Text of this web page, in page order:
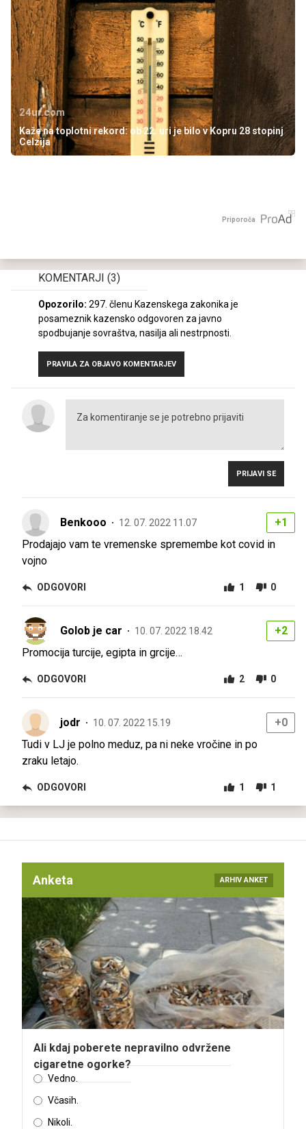
24ur.com
Kaže na toplotni rekord: ob 22. uri je bilo v Kopru 28 stopinj
Celzija
Priporoča
KOMENTARJI (3)
Opozorilo: 297. členu Kazenskega zakonika je
posameznik kazensko odgovoren za javno
spodbujanje sovraštva, nasilja ali nestrpnosti.
PRAVILA ZA OBJAVO KOMENTARJEV
PRIJAVI SE
Benkooo 12. 07. 2022 11.07
+1
Prodajajo vam te vremenske spremembe kot covid in
vojno
ODGOVORI 1 0
Golob je car 10. 07. 2022 18.42
+2
Promocija turcije, egipta in grcije…
ODGOVORI 2 0
jodr 10. 07. 2022 15.19
+0
Tudi v LJ je polno meduz, pa ni neke vročine in po
zraku letajo.
ODGOVORI 1 1
Anketa ARHIV ANKET
Ali kdaj poberete nepravilno odvržene
cigaretne ogorke?
Vedno.
Včasih.
Nikoli.